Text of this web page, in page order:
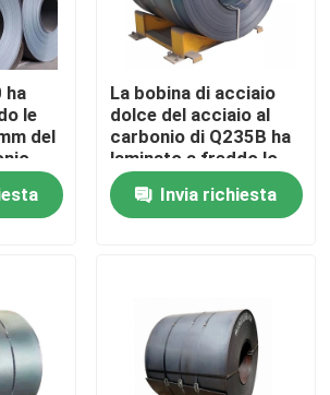
del carbone
al carbonio
ha
le
del
La bobina di acciaio
dolce del acciaio al
carbonio di Q235B ha
laminato a freddo lo
spessore di 4mm - di
0,12
Invia richiesta